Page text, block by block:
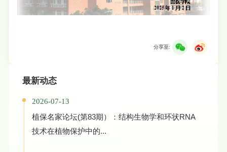
分享至:
最新动态
2026-07-13
植保名家论坛(第83期）：结构生物学和环状RNA
技术在植物保护中的...